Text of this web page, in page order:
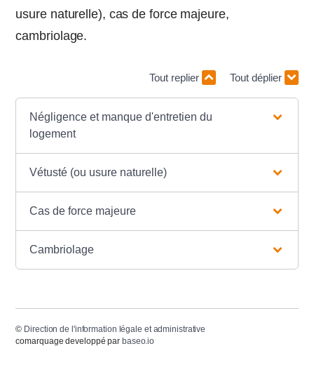
usure naturelle), cas de force majeure,
cambriolage.
Tout replier Tout déplier
Négligence et manque d'entretien du
logement
Vétusté (ou usure naturelle)
Cas de force majeure
Cambriolage
© Direction de l'information légale et administrative
comarquage developpé par baseo.io